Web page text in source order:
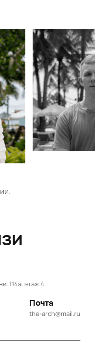
114а, этаж 4
Почта
the-arch@mail.ru